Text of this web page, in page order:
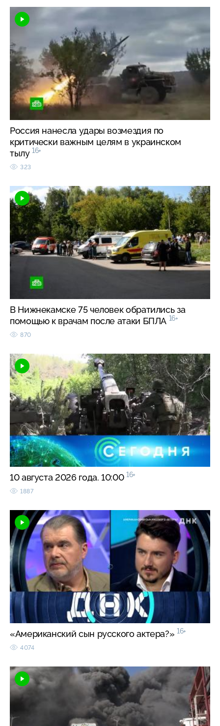
Россия нанесла удары возмездия по
критически важным целям в украинском
тылу 16+
323
В Нижнекамске 75 человек обратились за
помощью к врачам после атаки БПЛА 16+
870
10 августа 2026 года. 10:00 16+
1887
«Американский сын русского актера?» 16+
4074